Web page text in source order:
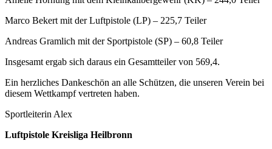
Marco Bekert mit der Luftpistole (LP) – 225,7 Teiler
Andreas Gramlich mit der Sportpistole (SP) – 60,8 Teiler
Insgesamt ergab sich daraus ein Gesamtteiler von 569,4.
Ein herzliches Dankeschön an alle Schützen, die unseren Verein bei
diesem Wettkampf vertreten haben.
Sportleiterin Alex
Luftpistole Kreisliga Heilbronn